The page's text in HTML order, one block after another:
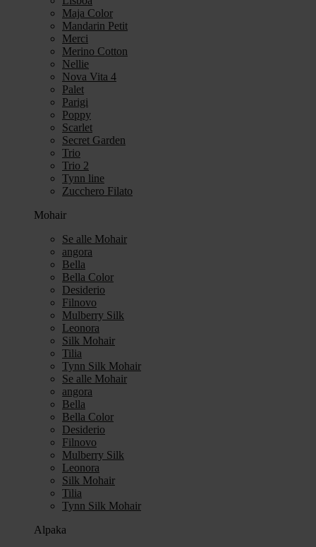
Maja Color
Mandarin Petit
Merci
Merino Cotton
Nellie
Nova Vita 4
Palet
Parigi
Poppy
Scarlet
Secret Garden
Trio
Trio 2
Tynn line
Zucchero Filato
Mohair
Se alle Mohair
angora
Bella
Bella Color
Desiderio
Filnovo
Mulberry Silk
Leonora
Silk Mohair
Tilia
Tynn Silk Mohair
Se alle Mohair
angora
Bella
Bella Color
Desiderio
Filnovo
Mulberry Silk
Leonora
Silk Mohair
Tilia
Tynn Silk Mohair
Alpaka